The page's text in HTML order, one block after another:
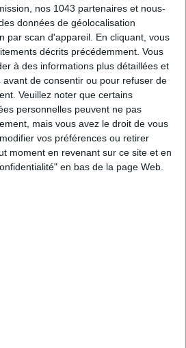
nos 1043 partenaires et nous-
données de géolocalisation
par scan d'appareil. En cliquant, vous
décrits précédemment. Vous
à des informations plus détaillées et
de consentir ou pour refuser de
Veuillez noter que certains
personnelles peuvent ne pas
mais vous avez le droit de vous
vos préférences ou retirer
moment en revenant sur ce site et en
en bas de la page Web.
AT OB-LA-DI